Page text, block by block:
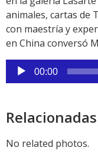
animales, cartas de
con maestría y
en China conversó
Reproductor
de
00:00
Relacionadas
No related photos.